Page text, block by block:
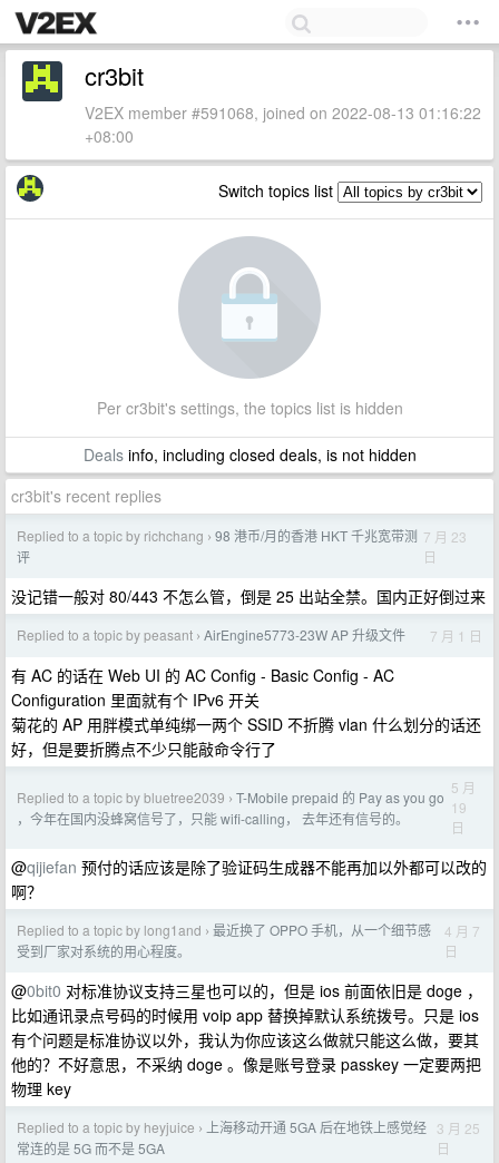
cr3bit
V2EX member #591068, joined on 2022-08-13 01:16:22
+08:00
Switch topics list
Per cr3bit's settings, the topics list is hidden
Dealsinfo, including closed deals, is not hidden
cr3bit's recent replies
Replied to a topic by richchang › 98 港币/月的香港 HKT 千兆宽带测
评
7 月 23
日
没记错一般对 80/443 不怎么管，倒是 25 出站全禁。国内正好倒过来
Replied to a topic by peasant › AirEngine5773-23W AP 升级文件 7 月 1 日
有 AC 的话在 Web UI 的 AC Config - Basic Config - AC
Configuration 里面就有个 IPv6 开关
菊花的 AP 用胖模式单纯绑一两个 SSID 不折腾 vlan 什么划分的话还
好，但是要折腾点不少只能敲命令行了
Replied to a topic by bluetree2039 › T-Mobile prepaid 的 Pay as you go
，今年在国内没蜂窝信号了，只能 wifi-calling， 去年还有信号的。
5 月
19
日
@qijiefan 预付的话应该是除了验证码生成器不能再加以外都可以改的
啊？
Replied to a topic by long1and › 最近换了 OPPO 手机，从一个细节感
受到厂家对系统的用心程度。
4 月 7
日
@0bit0 对标准协议支持三星也可以的，但是 ios 前面依旧是 doge ，
比如通讯录点号码的时候用 voip app 替换掉默认系统拨号。只是 ios
有个问题是标准协议以外，我认为你应该这么做就只能这么做，要其
他的？不好意思，不采纳 doge 。像是账号登录 passkey 一定要两把
物理 key
Replied to a topic by heyjuice ›
上海移动开通 5GA 后在地铁上感觉经
常连的是 5G 而不是 5GA
3 月 25
日